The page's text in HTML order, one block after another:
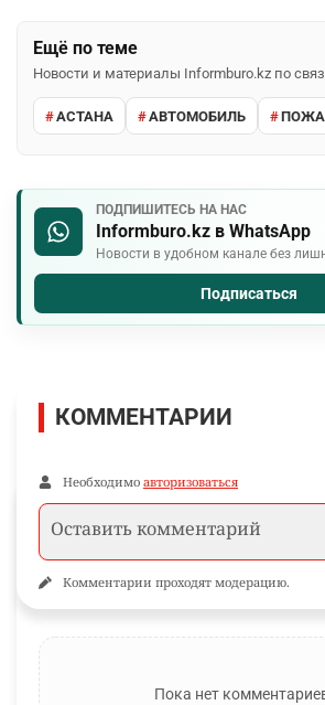
Ещё по теме
Новости и материалы Informburo.kz по
АСТАНА АВТОМОБИЛЬ
ПОДПИШИТЕСЬ НА НАС
Informburo.kz в WhatsApp
Новости в удобном канале без
Подписаться
КОММЕНТАРИИ
Необходимо авторизоваться
Комментарии проходят модерацию.
Пока нет